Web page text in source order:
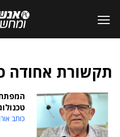
תקשורת אחודה
כותב